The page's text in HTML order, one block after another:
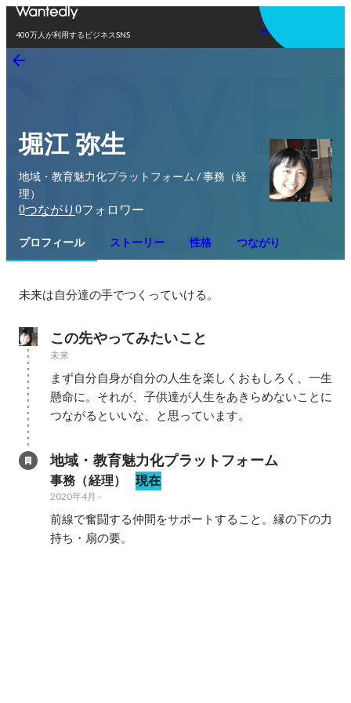
400万人が利用するビジネスSNS
アプリを使う
堀江 弥生
地域・教育魅力化プラットフォーム / 事務（経
理）
0つながり 0フォロワー
プロフィール ストーリー 性格 つながり
未来は自分達の手でつくっていける。
この先やってみたいこと
未来
まず自分自身が自分の人生を楽しくおもしろく、一生
懸命に。それが、子供達が人生をあきらめないことに
つながるといいな、と思っています。
地域・教育魅力化プラットフォーム
事務（経理） 現在
2020年4月 -
前線で奮闘する仲間をサポートすること。縁の下の力
持ち・扇の要。